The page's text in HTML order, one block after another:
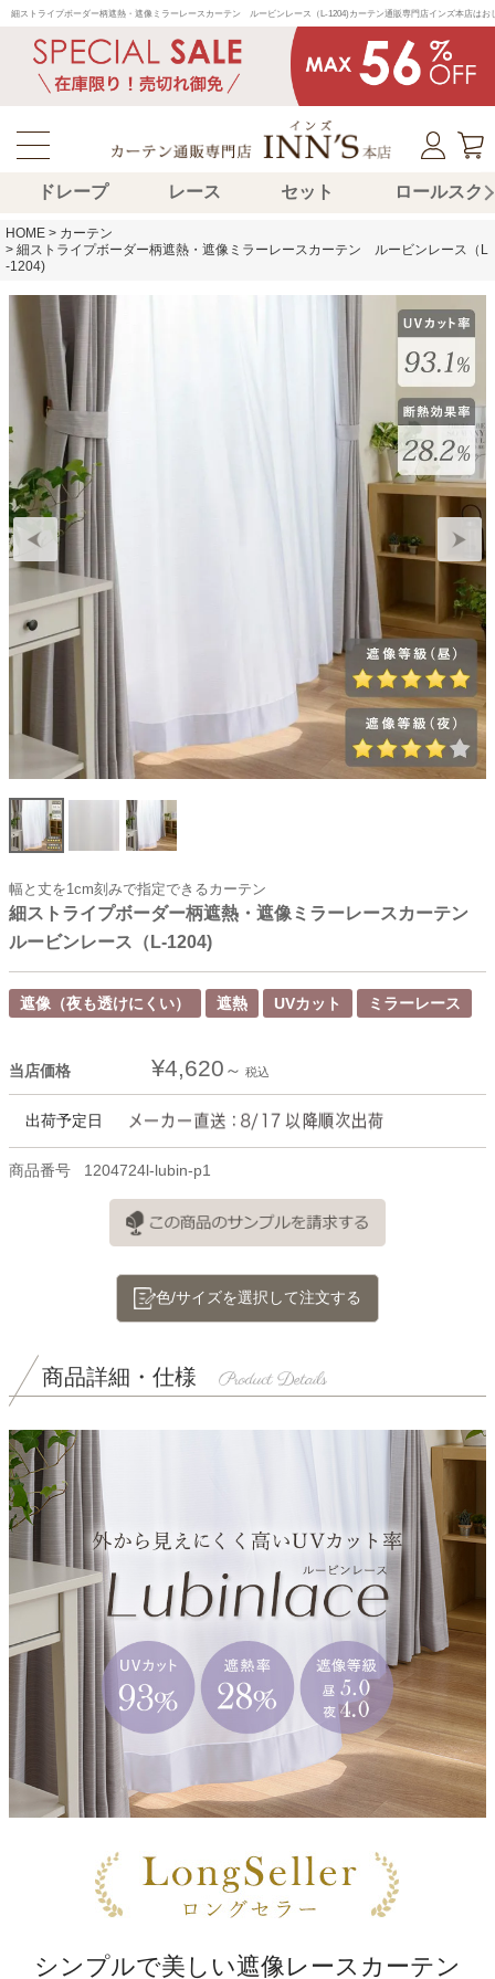
細ストライプボーダー柄遮熱・遮像ミラーレースカーテン　ルービンレース（L-1204)カーテン通販専門店インズ本店は
ドレープ レース セット ロールスク
HOME
カーテン
細ストライプボーダー柄遮熱・遮像ミラーレースカーテン ルービンレース（L
-1204)
幅と丈を1cm刻みで指定できるカーテン
細ストライプボーダー柄遮熱・遮像ミラーレースカーテン
ルービンレース（L-1204)
遮像（夜も透けにくい） 遮熱 UVカット ミラーレース
当店価格 ¥4,620 税込
出荷予定日
商品番号 1204724l-lubin-p1
色/サイズを選択して注文する
商品詳細・仕様
シンプルで美しい遮像レースカーテン